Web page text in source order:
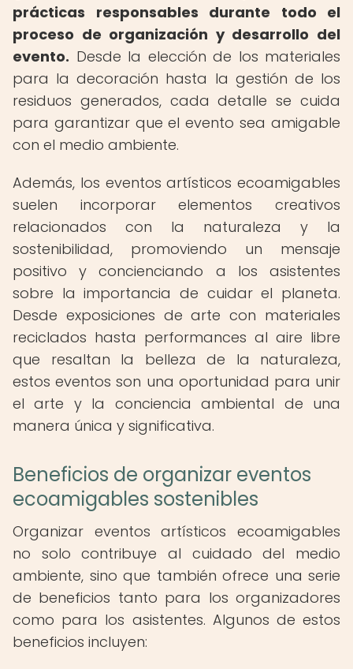
prácticas responsables durante todo el
proceso de organización y desarrollo del
evento. Desde la elección de los materiales
para la decoración hasta la gestión de los
residuos generados, cada detalle se cuida
para garantizar que el evento sea amigable
con el medio ambiente.
Además, los eventos artísticos ecoamigables
suelen incorporar elementos creativos
relacionados con la naturaleza y la
sostenibilidad, promoviendo un mensaje
positivo y concienciando a los asistentes
sobre la importancia de cuidar el planeta.
Desde exposiciones de arte con materiales
reciclados hasta performances al aire libre
que resaltan la belleza de la naturaleza,
estos eventos son una oportunidad para unir
el arte y la conciencia ambiental de una
manera única y significativa.
Beneficios de organizar eventos
ecoamigables sostenibles
Organizar eventos artísticos ecoamigables
no solo contribuye al cuidado del medio
ambiente, sino que también ofrece una serie
de beneficios tanto para los organizadores
como para los asistentes. Algunos de estos
beneficios incluyen: